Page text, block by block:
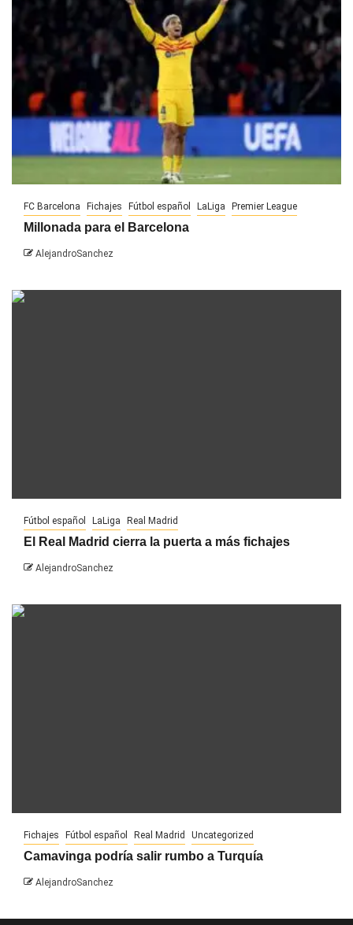
FC Barcelona Fichajes Fútbol español LaLiga Premier League
Millonada para el Barcelona
AlejandroSanchez
Fútbol español LaLiga Real Madrid
El Real Madrid cierra la puerta a más fichajes
AlejandroSanchez
Fichajes Fútbol español Real Madrid Uncategorized
Camavinga podría salir rumbo a Turquía
AlejandroSanchez